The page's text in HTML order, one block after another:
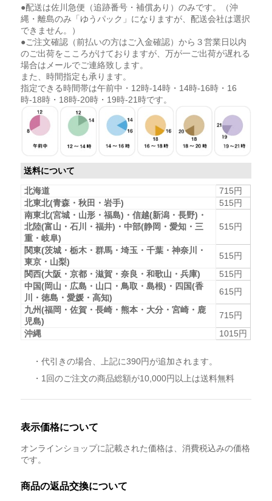
●配送は佐川急便（追跡番号・補償あり）のみです。（沖
縄・離島のみ「ゆうパック」になりますが、配送会社は選択
できません。）
●ご注文確認（前払いの方はご入金確認）から３営業日以内
のご出荷をこころがけておりますが、万が一ご出荷が遅れる
場合はメールでご連絡致します。
また、時間指定も承ります。
指定できる時間帯は午前中・12時-14時・14時-16時・16
時-18時・18時-20時・19時-21時です。
送料について
北海道
715円
北東北(青森・秋田・岩手)
515円
南東北(宮城・山形・福島)・信越(新潟・長野)・
北陸(富山・石川・福井)・中部(静岡・愛知・三
重・岐阜)
515円
関東(茨城・栃木・群馬・埼玉・千葉・神奈川・
東京・山梨)
515円
関西(大阪・京都・滋賀・奈良・和歌山・兵庫)
515円
中国(岡山・広島・山口・鳥取・島根)・四国(香
川・徳島・愛媛・高知)
615円
九州(福岡・佐賀・長崎・熊本・大分・宮崎・鹿
児島)
715円
沖縄
1015円
・代引きの場合、上記に390円が追加されます。
・1回のご注文の商品総額が10,000円以上は送料無料
表示価格について
オンラインショップに記載された価格は、消費税込みの価格
です。
商品の返品交換について